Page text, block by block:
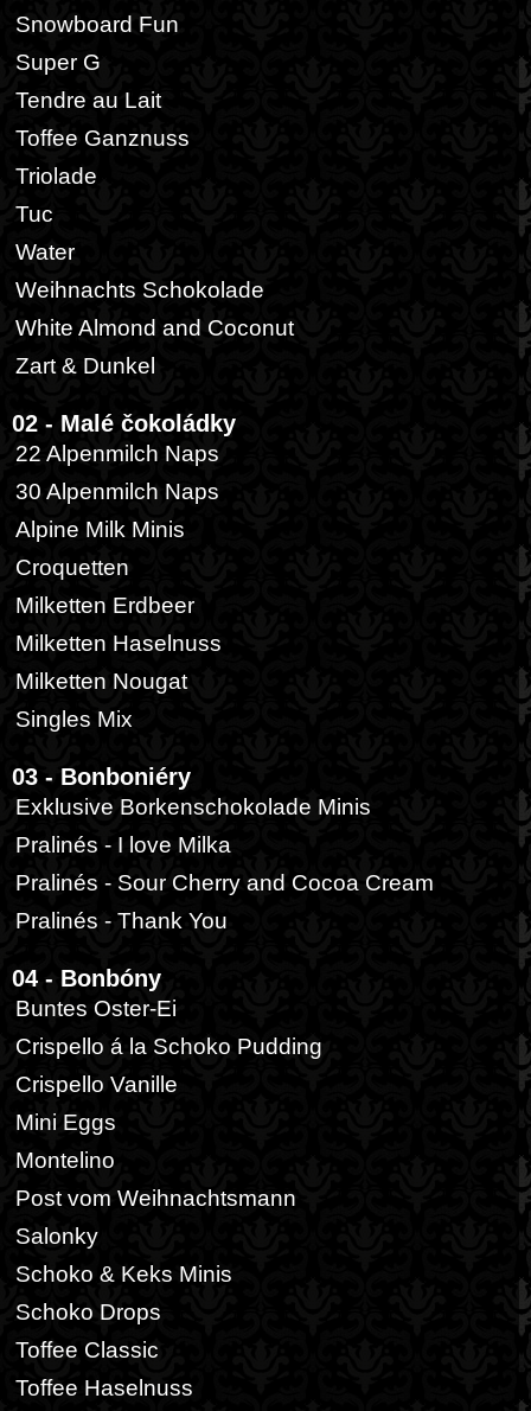
Snowboard Fun
Super G
Tendre au Lait
Toffee Ganznuss
Triolade
Tuc
Water
Weihnachts Schokolade
White Almond and Coconut
Zart & Dunkel
02 - Malé čokoládky
22 Alpenmilch Naps
30 Alpenmilch Naps
Alpine Milk Minis
Croquetten
Milketten Erdbeer
Milketten Haselnuss
Milketten Nougat
Singles Mix
03 - Bonboniéry
Exklusive Borkenschokolade Minis
Pralinés - I love Milka
Pralinés - Sour Cherry and Cocoa Cream
Pralinés - Thank You
04 - Bonbóny
Buntes Oster-Ei
Crispello á la Schoko Pudding
Crispello Vanille
Mini Eggs
Montelino
Post vom Weihnachtsmann
Salonky
Schoko & Keks Minis
Schoko Drops
Toffee Classic
Toffee Haselnuss